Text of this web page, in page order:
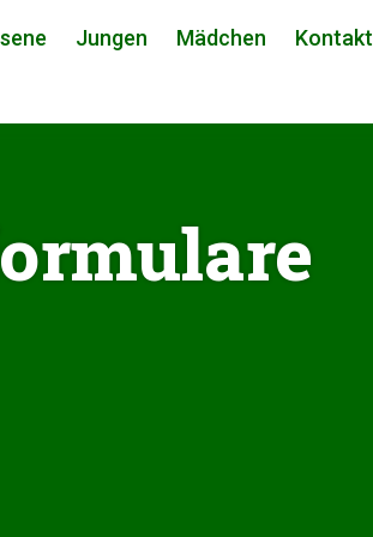
Jungen Mädchen Kontakt